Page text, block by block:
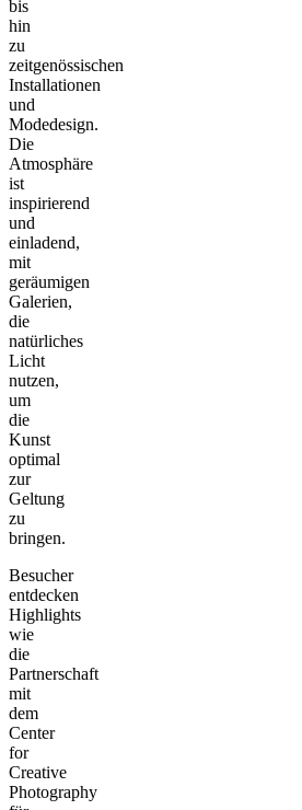
bis
hin
zu
zeitgenössischen
Installationen
und
Modedesign.
Die
Atmosphäre
ist
inspirierend
und
einladend,
mit
geräumigen
Galerien,
die
natürliches
Licht
nutzen,
um
die
Kunst
optimal
zur
Geltung
zu
bringen.
Besucher
entdecken
Highlights
wie
die
Partnerschaft
mit
dem
Center
for
Creative
Photography